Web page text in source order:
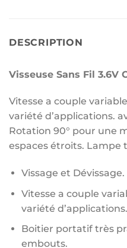
DESCRIPTION
Visseuse Sans Fil 3.6V
Vitesse a couple
variété d’applications.
Rotation 90° pour une
espaces étroits. Lampe
Vissage et Dévissage.
Vitesse a couple
variété d’applications.
Boitier portatif très
embouts.